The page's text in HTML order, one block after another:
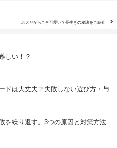
老犬だからこそ可愛い？長生きの秘訣をご紹介
しい！？
ドは大丈夫？失敗しない選び方・与
を繰り返す。3つの原因と対策方法